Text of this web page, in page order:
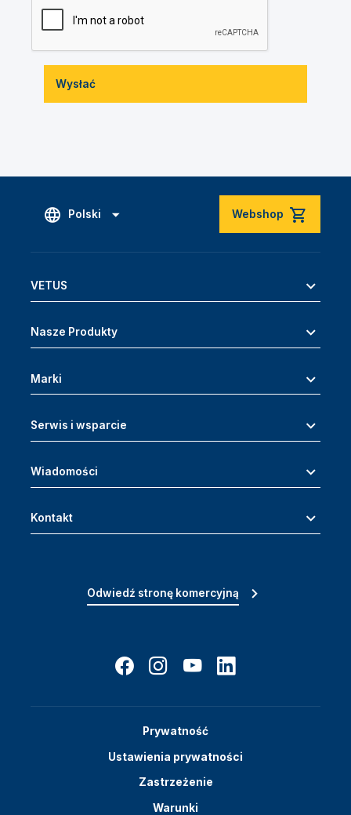
Wysłać
Polski Webshop
VETUS
Nasze Produkty
Marki
Serwis i wsparcie
Wiadomości
Kontakt
Odwiedź stronę komercyjną
Prywatność
Ustawienia prywatności
Zastrzeżenie
Warunki